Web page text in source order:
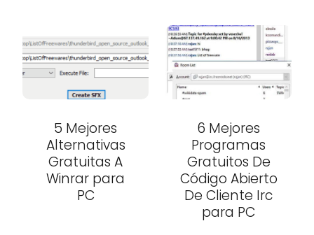
5 Mejores
Alternativas
Gratuitas A
Winrar para
PC
6 Mejores
Programas
Gratuitos De
Código Abierto
De Cliente Irc
para PC